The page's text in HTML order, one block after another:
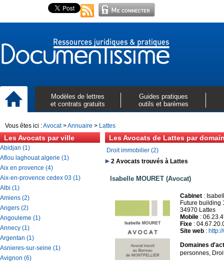
Modèles de lettres
et contrats gratuits
Guides pratiques
outils et barèmes
Vous êtes ici :Avocat>Annuaire > Lattes
Les Avocats par ville
Abidjan (1)
Aflou laghouat algerie (1)
Aix en provence (4)
Aix-en-provence cedex 03 (1)
Albi (1)
Amiens (2)
Angers (2)
Angouleme (1)
Annecy (1)
Argentan (1)
Asnieres-sur-seine (1)
Avignon (6)
Les Avocats de Lattes par
Droit immobilier (2)
2 Avocats trouvés à Lattes
Isabelle MOURET (Avocat)
Cabinet :
Future building
34970 Lattes
Mobile :
Fixe :
Site web :
Domaines
personnes,